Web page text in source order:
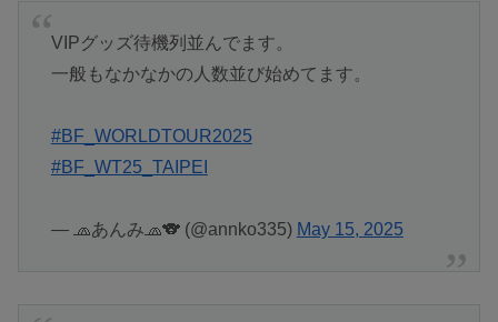
VIPグッズ待機列並んでます。
一般もなかなかの人数並び始めてます。
#BF_WORLDTOUR2025
#BF_WT25_TAIPEI
— 🧢あんみ🧢🐨 (@annko335) May 15, 2025